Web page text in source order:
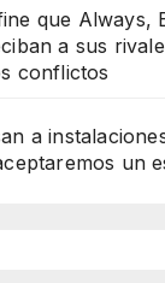
que Always,
a sus
conflictos
a
un